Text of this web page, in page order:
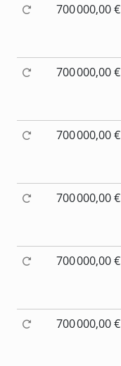
700 000,00 €
700 000,00 €
700 000,00 €
700 000,00 €
700 000,00 €
700 000,00 €